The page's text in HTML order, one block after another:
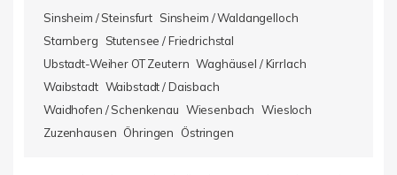
Sinsheim / Steinsfurt Sinsheim / Waldangelloch
Starnberg
Stutensee / Friedrichstal
Ubstadt-Weiher OT Zeutern Waghäusel / Kirrlach
Waibstadt Waibstadt / Daisbach
Waidhofen / Schenkenau Wiesenbach Wiesloch
Zuzenhausen Öhringen Östringen